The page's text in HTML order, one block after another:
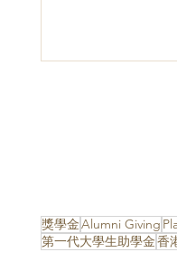
獎學金Alumni Giving
第一代大學生助學金香